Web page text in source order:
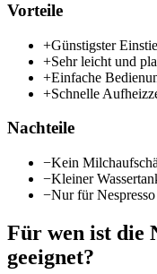
Vorteile
+Günstigster
+Sehr leicht und
+Einfache
+Schnelle
Nachteile
−Kein
−Kleiner
−Nur für
Für wen ist die
geeignet?